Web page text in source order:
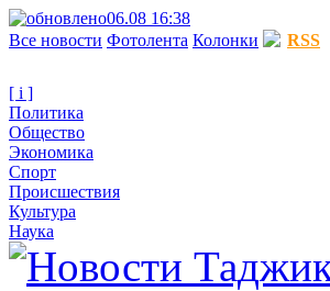
06.08 16:38
Все новости Фотолента Колонки RSS
[ i ]
Политика
Общество
Экономика
Спорт
Происшествия
Культура
Наука